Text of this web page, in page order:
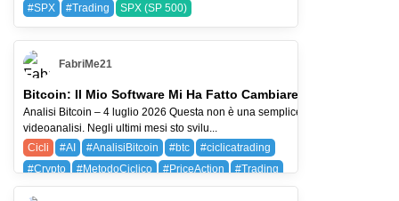
#SPX
#Trading SPX (SP 500)
FabriMe21
Bitcoin: Il Mio Software Mi Ha Fatto Cambiare Idea
Analisi Bitcoin – 4 luglio 2026 Questa non è una semplice
videoanalisi. Negli ultimi mesi sto svilu...
Cicli
#AI #AnalisiBitcoin #btc
#ciclicatrading
#Crypto
#MetodoCiclico #PriceAction
#Trading
AMZN (Amazon.com, Inc.)
BAYG (BAYER AG)